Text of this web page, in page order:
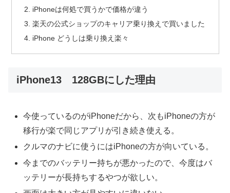
iPhoneは何処で買うかで価格が違う
楽天の公式ショップのキャリア乗り換えで買いました
iPhone どうしは乗り換え楽々
iPhone13 128GBにした理由
今使っているのがiPhoneだから、次もiPhoneの方が
移行が楽で同じアプリが引き続き使える。
クルマのナビに使うにはiPhoneの方が向いている。
今までのバッテリー持ちが悪かったので、今度はバ
ッテリーが長持ちするやつが欲しい。